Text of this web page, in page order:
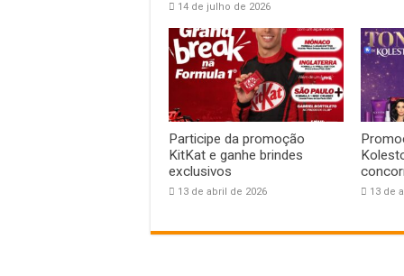
14 de julho de 2026
Participe da promoção
KitKat e ganhe brindes
exclusivos
13 de abril de 2026 13 de